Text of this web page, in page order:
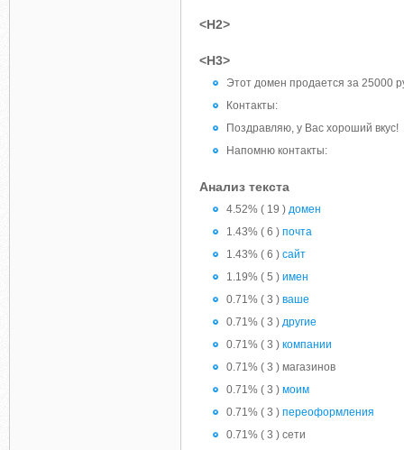
<H2>
<H3>
Этот домен продается за 25000
Контакты:
Поздравляю, у Вас хороший вкус!
Напомню контакты:
Анализ текста
4.52% ( 19 ) домен
1.43% ( 6 ) почта
1.43% ( 6 ) сайт
1.19% ( 5 ) имен
0.71% ( 3 ) ваше
0.71% ( 3 ) другие
0.71% ( 3 ) компании
0.71% ( 3 ) магазинов
0.71% ( 3 ) моим
0.71% ( 3 ) переоформления
0.71% ( 3 ) сети